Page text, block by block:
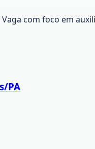
Vaga com foco em
PA